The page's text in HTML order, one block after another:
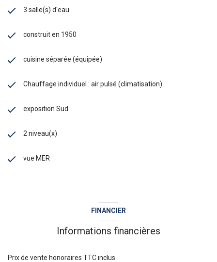
3 salle(s) d'eau
construit en 1950
cuisine séparée (équipée)
Chauffage individuel : air pulsé (climatisation)
exposition Sud
2 niveau(x)
vue MER
FINANCIER
Informations financières
Prix de vente honoraires TTC inclus